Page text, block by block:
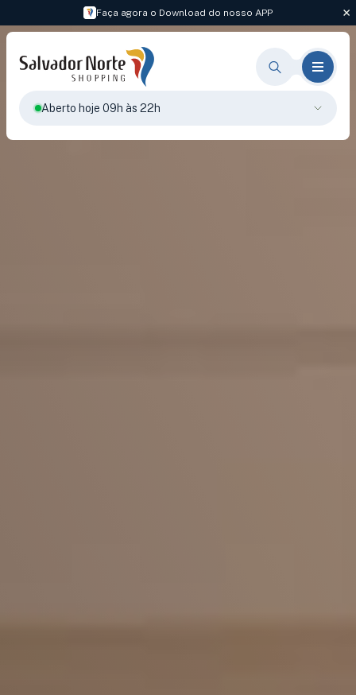
Faça agora o Download do nosso APP
Aberto hoje 09h às 22h